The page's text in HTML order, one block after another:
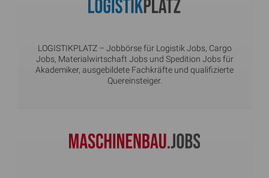
LOGISTIKPLATZ– Jobbörse für Logistik Jobs, Cargo
Jobs, Materialwirtschaft Jobs und Spedition Jobs für
Akademiker, ausgebildete Fachkräfte und qualifizierte
Quereinsteiger.